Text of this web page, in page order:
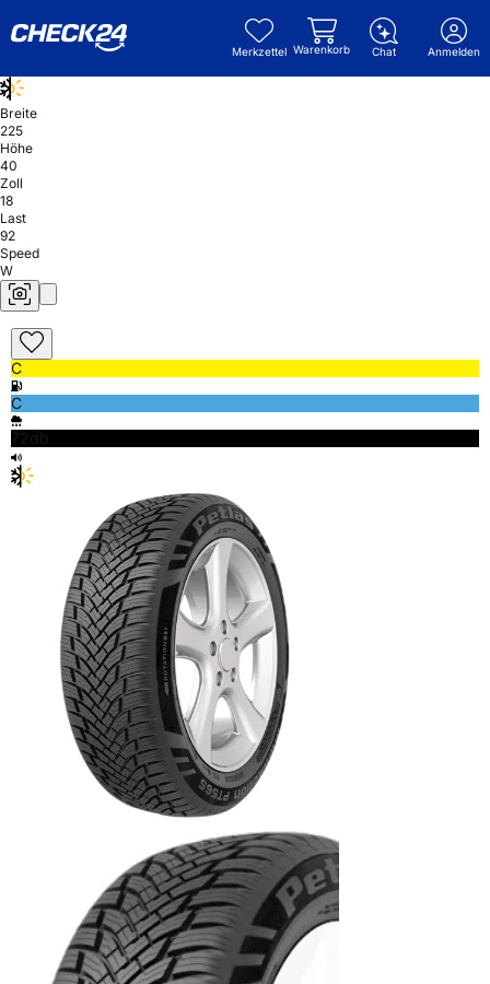
Merkzettel Warenkorb Chat Anmelden
Breite
225
Höhe
40
Zoll
18
Last
92
Speed
W
C
C
72db